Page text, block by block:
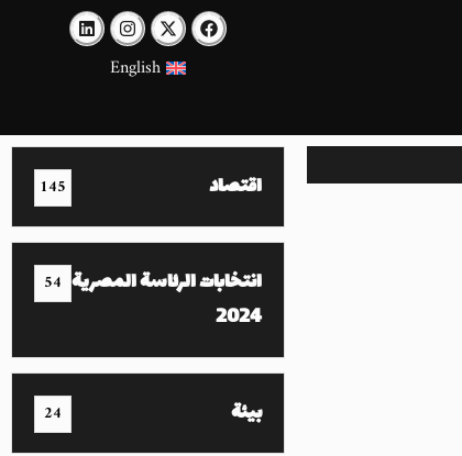
English
اقتصاد 145
انتخابات الرئاسة المصرية
2024
54
بيئة 24